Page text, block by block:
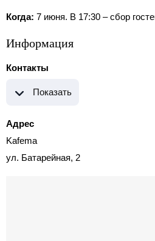
Когда: 7 июня. В 17:30 – сбор
Информация
Контакты
Показать
Адрес
Kafema
ул. Батарейная, 2